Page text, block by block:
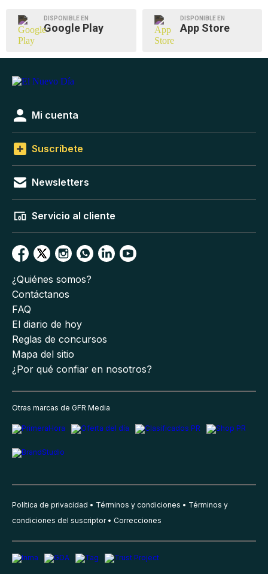
DISPONIBLE EN
Google Play
DISPONIBLE EN
App Store
Mi cuenta
Suscríbete
Newsletters
Servicio al cliente
¿Quiénes somos?
Contáctanos
FAQ
El diario de hoy
Reglas de concursos
Mapa del sitio
¿Por qué confiar en nosotros?
Otras marcas de GFR Media
Política de privacidad Términos y condiciones
Términos y
condiciones del suscriptor
Correcciones